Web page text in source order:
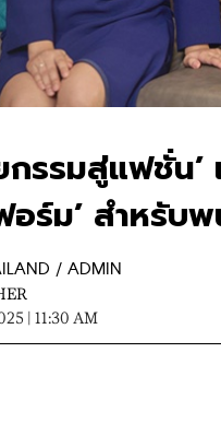
รรมสู่แฟชั่น’
อร์ม’ สำหรับ
/ ADMIN
| 11:30 AM